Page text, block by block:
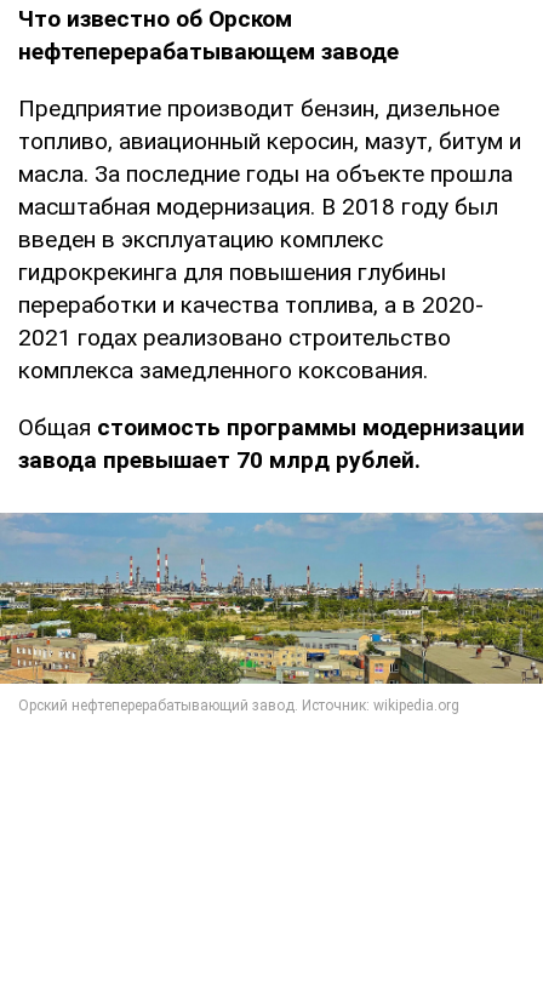
Что известно об Орском
нефтеперерабатывающем заводе
Предприятие производит бензин, дизельное
топливо, авиационный керосин, мазут, битум и
масла. За последние годы на объекте прошла
масштабная модернизация. В 2018 году был
введен в эксплуатацию комплекс
гидрокрекинга для повышения глубины
переработки и качества топлива, а в 2020-
2021 годах реализовано строительство
комплекса замедленного коксования.
Общая стоимость программы модернизации
завода превышает 70 млрд рублей.